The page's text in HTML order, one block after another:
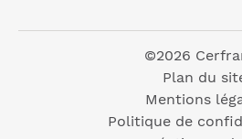
©2026
Plan du
Mentions
Politique de